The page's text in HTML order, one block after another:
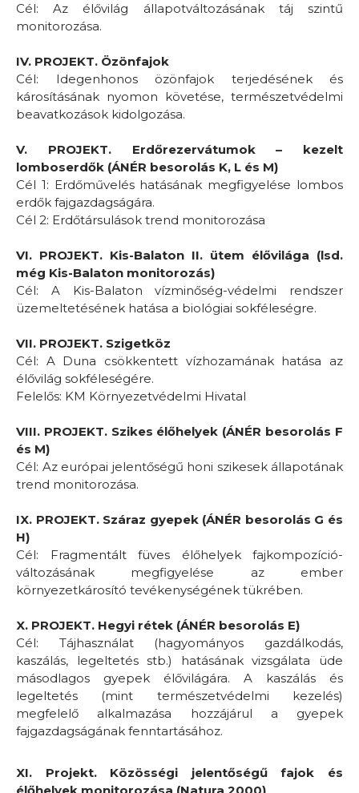
Cél: Az élővilág állapotváltozásának táj szintű
monitorozása.
IV. PROJEKT. Özönfajok
Cél: Idegenhonos özönfajok terjedésének és
károsításának nyomon követése, természetvédelmi
beavatkozások kidolgozása.
V. PROJEKT. Erdőrezervátumok – kezelt
lomboserdők (ÁNÉR besorolás K, L és M)
Cél 1: Erdőművelés hatásának megfigyelése lombos
erdők fajgazdagságára.
Cél 2: Erdőtársulások trend monitorozása
VI. PROJEKT. Kis-Balaton II. ütem élővilága (lsd.
még Kis-Balaton monitorozás)
Cél: A Kis-Balaton vízminőség-védelmi rendszer
üzemeltetésének hatása a biológiai sokféleségre.
VII. PROJEKT. Szigetköz
Cél: A Duna csökkentett vízhozamának hatása az
élővilág sokféleségére.
Felelős: KM Környezetvédelmi Hivatal
VIII. PROJEKT. Szikes élőhelyek (ÁNÉR besorolás F
és M)
Cél: Az európai jelentőségű honi szikesek állapotának
trend monitorozása.
IX. PROJEKT. Száraz gyepek (ÁNÉR besorolás G és
H)
Cél: Fragmentált füves élőhelyek fajkompozíció-
változásának megfigyelése az ember
környezetkárosító tevékenységének tükrében.
X. PROJEKT. Hegyi rétek (ÁNÉR besorolás E)
Cél: Tájhasználat (hagyományos gazdálkodás,
kaszálás, legeltetés stb.) hatásának vizsgálata üde
másodlagos gyepek élővilágára. A kaszálás és
legeltetés (mint természetvédelmi kezelés)
megfelelő alkalmazása hozzájárul a gyepek
fajgazdagságának fenntartásához.
XI. Projekt. Közösségi jelentőségű fajok és